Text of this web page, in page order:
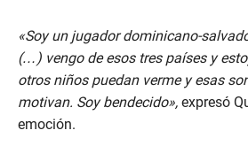
«Soy un jugador dominicano-
(…) vengo de esos tres países y
otros niños puedan verme y esas
motivan. Soy bendecido», expresó
emoción.